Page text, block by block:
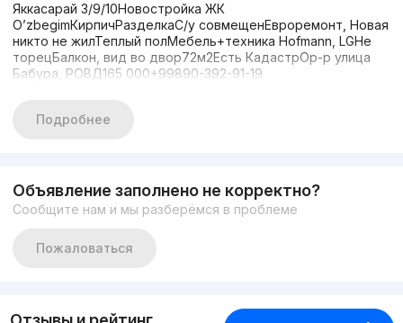
Яккасарай 3/9/10Новостройка ЖК
O’zbegimКирпичРазделкаС/у совмещенЕвроремонт, Новая
никто не жилТеплый полМебель+техника Hofmann, LGНе
торецБалкон, вид во двор72м2Есть КадастрОр-р улица
Бабура, РОВД165 000+99890-392-91-19
Подробнее
Объявление заполнено не корректно?
Сообщите нам и мы разберёмся в проблеме
Пожаловаться